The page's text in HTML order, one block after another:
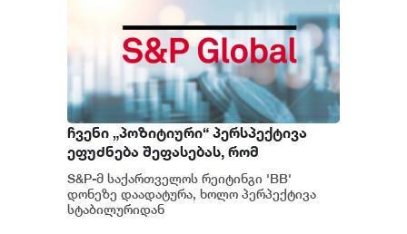
ჩვენი „პოზიტიური“ პერსპექტივა
ეფუძნება შეფასებას, რომ
საქართველოს მაკროეკონომიკური
ფუნდამენტური მაჩვენებლების
მდგრადი გაძლიერების ტენდენცია
S&P-მ საქართველოს რეიტინგი 'BB'
დონეზე დაადატურა, ხოლო პერპექტივა
სტაბილურიდან